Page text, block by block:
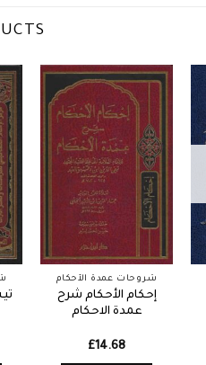
شروحات عمدة الأحكام
إحكام الأحكام شرح
عمدة الاحكام
£14.68